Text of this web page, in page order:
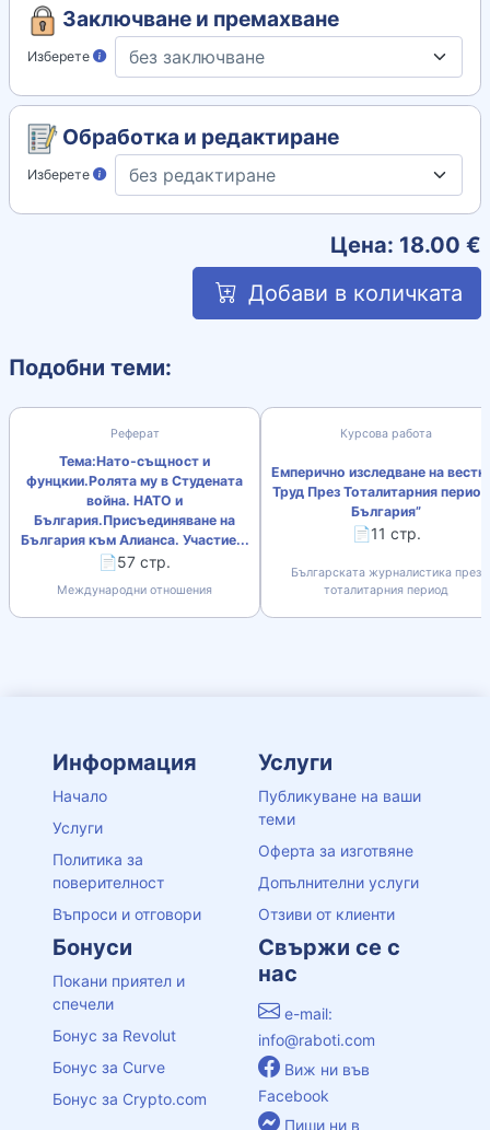
Заключване и премахване
Изберете
Обработка и редактиране
Изберете
Цена: 18.00 €
Добави в количката
Подобни теми:
Реферат
Тема:Нато-същност и
фунцкии.Ролята му в Студената
война. НАТО и
България.Присъединяване на
България към Алианса. Участие...
📄57 стр.
Международни отношения
Курсова работа
Емперично изследване на
Труд През Тоталитарния
България”
📄11 стр.
Българската журналистика през
тоталитарния период
Информация
Начало
Услуги
Политика за
поверителност
Въпроси и отговори
Услуги
Публикуване на ваши
теми
Оферта за изготвяне
Допълнителни услуги
Отзиви от клиенти
Бонуси
Покани приятел и
спечели
Бонус за Revolut
Бонус за Curve
Бонус за Crypto.com
Свържи се с
нас
e-mail:
info@raboti.com
Виж ни във
Facebook
Пиши ни в